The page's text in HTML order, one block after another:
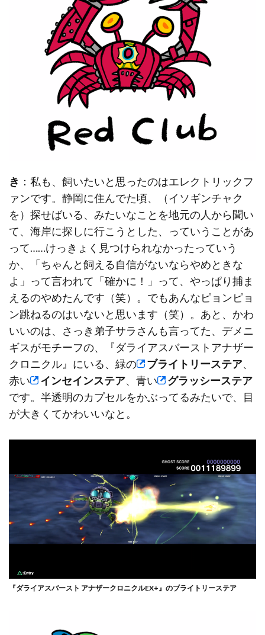
き ：私も、飼いたいと思ったのはエレクトリックフ
ァンです。静岡に住んでた頃、（イソギンチャク
を）探せばいる、みたいなことを地元の人から聞い
て、海岸に探しに行こうとした、っていうことがあ
って……けっきょく見つけられなかったっていう
か、「ちゃんと飼える自信がないならやめときな
よ」って言われて「確かに！」って、やっぱり捕ま
えるのやめたんです（笑）。でもあんなピョンピョ
ン跳ねるのはいないと思います（笑）。あと、かわ
いいのは、さっき弟子サラさんも言ってた、デメニ
ギスがモチーフの、『ダライアスバーストアナザー
クロニクル』にいる、緑の
ブライトリーステア、
赤い
インセインステア、青い
グラッシーステア
です。半透明のカプセルをかぶってるみたいで、目
が大きくてかわいいなと。
『ダライアスバースト アナザークロニクルEX+』のブライトリーステア